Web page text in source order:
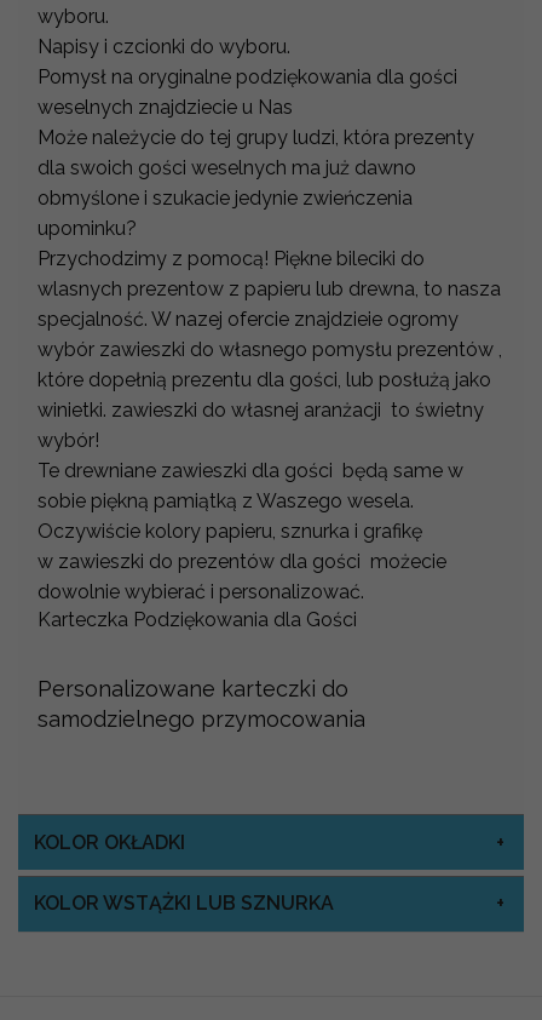
wyboru.
Napisy i czcionki do wyboru.
Pomysł na oryginalne podziękowania dla gości
weselnych znajdziecie u Nas
Może należycie do tej grupy ludzi, która prezenty
dla swoich gości weselnych ma już dawno
obmyślone i szukacie jedynie zwieńczenia
upominku?
Przychodzimy z pomocą! Piękne bileciki do
wlasnych prezentow z papieru lub drewna, to nasza
specjalność. W nazej ofercie znajdzieie ogromy
wybór zawieszki do własnego pomysłu prezentów ,
które dopełnią prezentu dla gości, lub posłużą jako
winietki. zawieszki do własnej aranżacji to świetny
wybór!
Te drewniane zawieszki dla gości będą same w
sobie piękną pamiątką z Waszego wesela.
Oczywiście kolory papieru, sznurka i grafikę
w zawieszki do prezentów dla gości możecie
dowolnie wybierać i personalizować.
Karteczka Podziękowania dla Gości
Personalizowane karteczki do
samodzielnego przymocowania
KOLOR OKŁADKI
KOLOR WSTĄŻKI LUB SZNURKA